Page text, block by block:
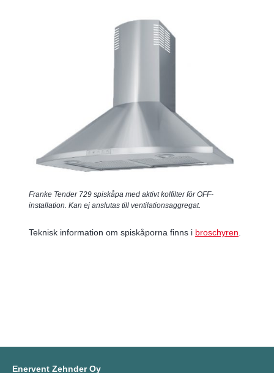
Franke Tender 729 spiskåpa med aktivt kolfilter för OFF-
installation. Kan ej anslutas till ventilationsaggregat.
Teknisk information om spiskåporna finns i broschyren
Enervent Zehnder Oy